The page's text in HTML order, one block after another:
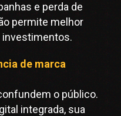
e perda de
permite melhor
investimentos.
de marca
o público.
integrada, sua